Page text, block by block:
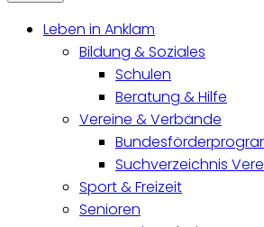
Leben in Anklam
Bildung & Soziales
Schulen
Beratung & Hilfe
Vereine & Verbände
Suchverzeichnis
Sport & Freizeit
Senioren